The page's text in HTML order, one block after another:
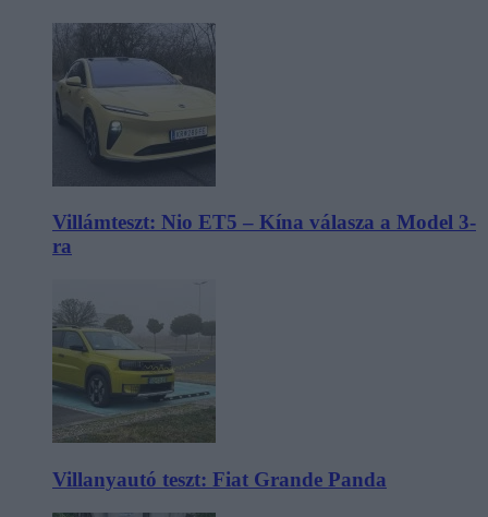
Villámteszt: Nio ET5 – Kína válasza a Model 3-
ra
Villanyautó teszt: Fiat Grande Panda